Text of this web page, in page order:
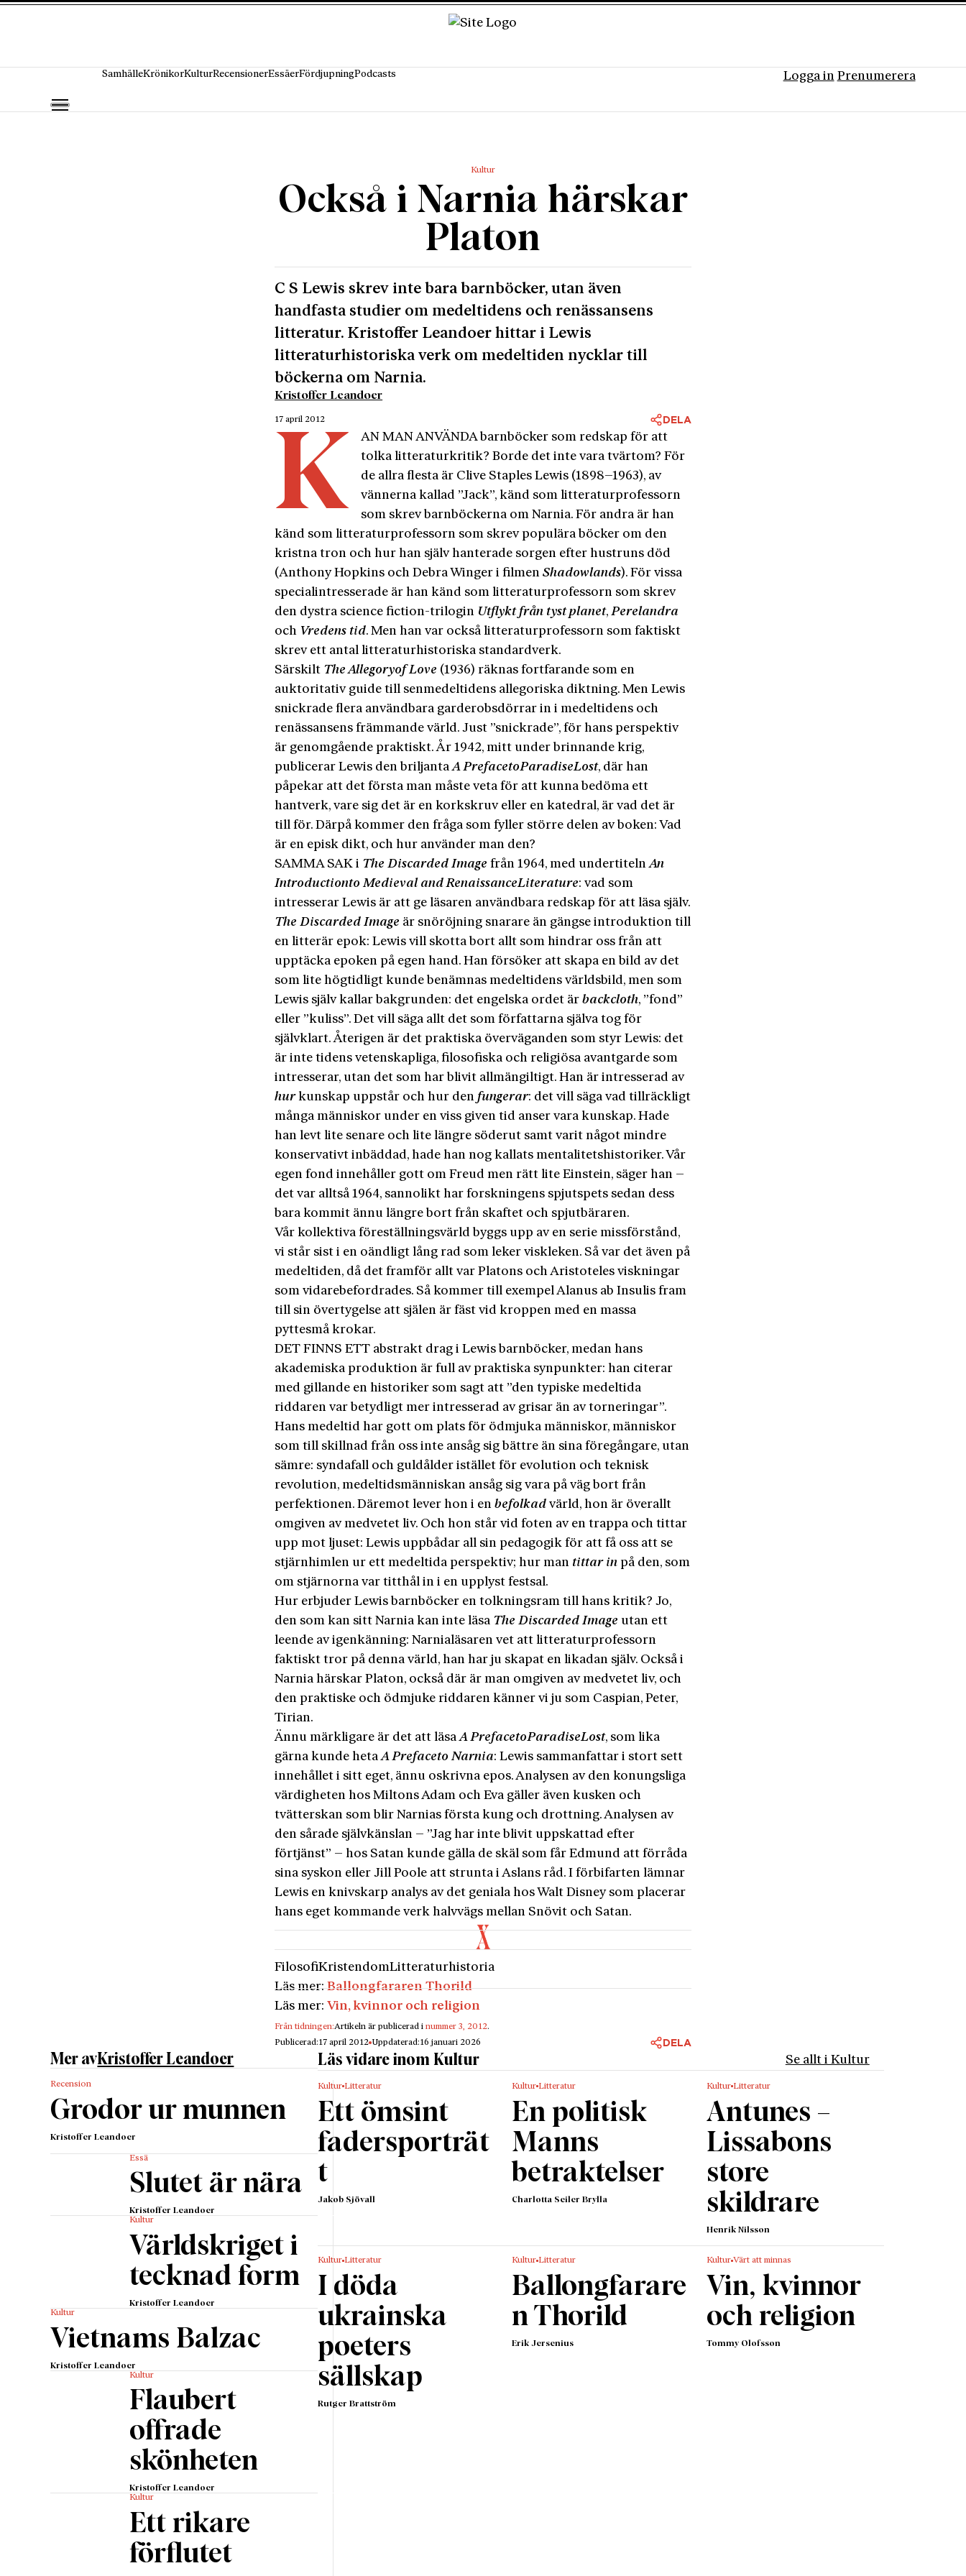
SamhälleKrönikorKulturRecensionerEssäerFördjupningPodcasts Logga in Prenumerera
Kultur
Också i Narnia härskar
Platon
C S Lewis skrev inte bara barnböcker, utan även
handfasta studier om medeltidens och renässansens
litteratur. Kristoffer Leandoer hittar i Lewis
litteraturhistoriska verk om medeltiden nycklar till
böckerna om Narnia.
Kristoffer Leandoer
17 april 2012 DELA
K
AN MAN ANVÄNDA barnböcker som redskap för att
tolka litteraturkritik? Borde det inte vara tvärtom? För
de allra flesta är Clive Staples Lewis (1898–1963), av
vännerna kallad ”Jack”, känd som litteraturprofessorn
som skrev barnböckerna om Narnia. För andra är han
känd som litteraturprofessorn som skrev populära böcker om den
kristna tron och hur han själv hanterade sorgen efter hustruns död
(Anthony Hopkins och Debra Winger i filmenShadowlands). För vissa
specialintresserade är han känd som litteraturprofessorn som skrev
den dystra science fiction-trilogin Utflykt från tyst planet,Perelandra
och Vredens tid. Men han var också litteraturprofessorn som faktiskt
skrev ett antal litteraturhistoriska standardverk.
Särskilt TheAllegoryofLove (1936) räknas fortfarande som en
auktoritativ guide till senmedeltidens allegoriska diktning. Men Lewis
snickrade flera användbara garderobsdörrar in i medeltidens och
renässansens främmande värld. Just ”snickrade”, för hans perspektiv
är genomgående praktiskt. År 1942, mitt under brinnande krig,
publicerar Lewis den briljantaAPrefacetoParadiseLost, där han
påpekar att det första man måste veta för att kunna bedöma ett
hantverk, vare sig det är en korkskruv eller en katedral, är vad det är
till för. Därpå kommer den fråga som fyller större delen av boken: Vad
är en episk dikt, och hur använder man den?
SAMMA SAK i TheDiscarded Imagefrån 1964, med undertitelnAn
Introductionto Medieval andRenaissanceLiterature: vad som
intresserar Lewis är att ge läsaren användbara redskap för att läsa själv.
TheDiscarded Image är snöröjning snarare än gängse introduktion till
en litterär epok: Lewis vill skotta bort allt som hindrar oss från att
upptäcka epoken på egen hand. Han försöker att skapa en bild av det
som lite högtidligt kunde benämnas medeltidens världsbild, men som
Lewis själv kallar bakgrunden: det engelska ordet ärbackcloth, ”fond”
eller ”kuliss”. Det vill säga allt det som författarna själva tog för
självklart. Återigen är det praktiska överväganden som styr Lewis: det
är inte tidens vetenskapliga, filosofiska och religiösa avantgarde som
intresserar, utan det som har blivit allmängiltigt. Han är intresserad av
hurkunskap uppstår och hur den fungerar: det vill säga vad tillräckligt
många människor under en viss given tid anser vara kunskap. Hade
han levt lite senare och lite längre söderut samt varit något mindre
konservativt inbäddad, hade han nog kallats mentalitetshistoriker. Vår
egen fond innehåller gott om Freud men rätt lite Einstein, säger han –
det var alltså 1964, sannolikt har forskningens spjutspets sedan dess
bara kommit ännu längre bort från skaftet och spjutbäraren.
Vår kollektiva föreställningsvärld byggs upp av en serie missförstånd,
vi står sist i en oändligt lång rad som leker viskleken. Så var det även på
medeltiden, då det framför allt var Platons och Aristoteles viskningar
som vidarebefordrades. Så kommer till exempel Alanus ab Insulis fram
till sin övertygelse att själen är fäst vid kroppen med en massa
pyttesmå krokar.
DET FINNS ETT abstrakt drag i Lewis barnböcker, medan hans
akademiska produktion är full av praktiska synpunkter: han citerar
med gillande en historiker som sagt att ”den typiske medeltida
riddaren var betydligt mer intresserad av grisar än av torneringar”.
Hans medeltid har gott om plats för ödmjuka människor, människor
som till skillnad från oss inte ansåg sig bättre än sina föregångare, utan
sämre: syndafall och guldålder istället för evolution och teknisk
revolution, medeltidsmänniskan ansåg sig vara på väg bort från
perfektionen. Däremot lever hon i enbefolkad värld, hon är överallt
omgiven av medvetet liv. Och hon står vid foten av en trappa och tittar
upp mot ljuset: Lewis uppbådar all sin pedagogik för att få oss att se
stjärnhimlen ur ett medeltida perspektiv; hur man tittar in på den, som
om stjärnorna var titthål in i en upplyst festsal.
Hur erbjuder Lewis barnböcker en tolkningsram till hans kritik? Jo,
den som kan sitt Narnia kan inte läsa TheDiscarded Image utan ett
leende av igenkänning: Narnialäsaren vet att litteraturprofessorn
faktiskt tror på denna värld, han har ju skapat en likadan själv. Också i
Narnia härskar Platon, också där är man omgiven av medvetet liv, och
den praktiske och ödmjuke riddaren känner vi ju som Caspian, Peter,
Tirian.
Ännu märkligare är det att läsaAPrefacetoParadiseLost, som lika
gärna kunde hetaAPrefaceto Narnia: Lewis sammanfattar i stort sett
innehållet i sitt eget, ännu oskrivna epos. Analysen av den konungsliga
värdigheten hos Miltons Adam och Eva gäller även kusken och
tvätterskan som blir Narnias första kung och drottning. Analysen av
den sårade självkänslan – ”Jag har inte blivit uppskattad efter
förtjänst” – hos Satan kunde gälla de skäl som får Edmund att förråda
sina syskon eller Jill Poole att strunta i Aslans råd. I förbifarten lämnar
Lewis en knivskarp analys av det geniala hos Walt Disney som placerar
hans eget kommande verk halvvägs mellan Snövit och Satan.
FilosofiKristendomLitteraturhistoria
Läs mer:Ballongfararen Thorild
Läs mer: Vin, kvinnor och religion
Från tidningen:Artikeln är publicerad inummer 3, 2012.
Publicerad:17 april 2012 Uppdaterad:16 januari 2026 DELA
Mer avKristoffer Leandoer
Recension
Grodor ur munnen
Kristoffer Leandoer
Essä
Slutet är nära
Kristoffer Leandoer
Kultur
Världskriget i
tecknad form
Kristoffer Leandoer
Kultur
Vietnams Balzac
Kristoffer Leandoer
Kultur
Flaubert
offrade
skönheten
Kristoffer Leandoer
Kultur
Ett rikare
förflutet
Läs vidare inom Kultur Se allt i Kultur
Kultur Litteratur
Ett ömsint
fadersporträt
t
Jakob Sjövall
Kultur Litteratur
En politisk
Manns
betraktelser
Charlotta Seiler Brylla
Kultur Litteratur
Antunes –
Lissabons
store
skildrare
Henrik Nilsson
Kultur Litteratur
I döda
ukrainska
poeters
sällskap
Rutger Brattström
Kultur Litteratur
Ballongfarare
n Thorild
Erik Jersenius
Kultur Värt att minnas
Vin, kvinnor
och religion
Tommy Olofsson